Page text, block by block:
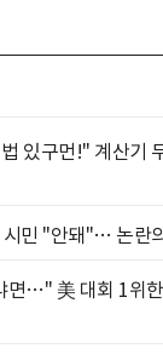
있구먼!" 계산기
민 "안돼"… 논란
면…" 美 대회 1위